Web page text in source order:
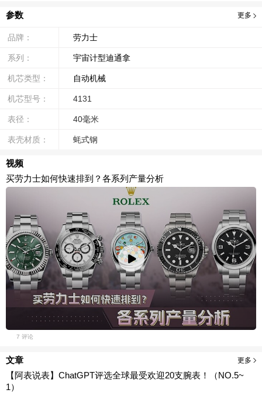
参数 更多
品牌： 劳力士
系列： 宇宙计型迪通拿
机芯类型： 自动机械
机芯型号： 4131
表径： 40毫米
表壳材质： 蚝式钢
视频
买劳力士如何快速排到？各系列产量分析
7 评论
文章 更多
【阿表说表】ChatGPT评选全球最受欢迎20支腕表！（NO.5~
1）